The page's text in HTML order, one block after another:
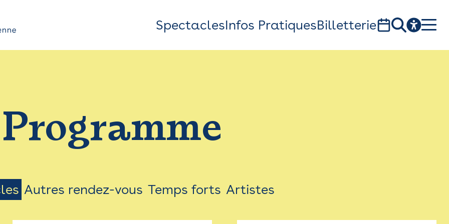
Top
Bar
Menu
SpectaclesInfos PratiquesBilletterie
1, av. du Chateau d'eau - 31300 Toulouse
Programme
Autres rendez-vous Temps forts Artistes